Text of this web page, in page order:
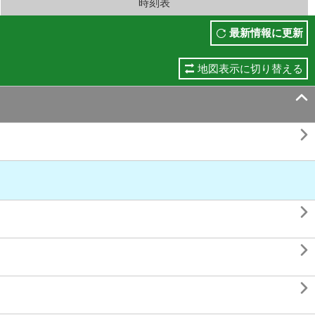
時刻表
最新情報に更新
地図表示に切り替える




